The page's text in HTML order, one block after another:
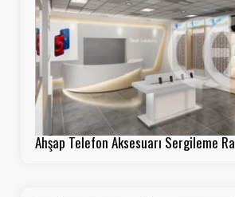
Ahşap Telefon Aksesuarı Sergileme